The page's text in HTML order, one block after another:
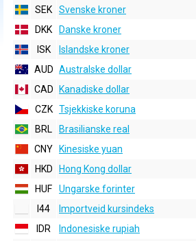
SEK
Svenske kroner
DKK
Danske kroner
ISK
Islandske kroner
AUD Australske dollar
CAD
Kanadiske dollar
CZK Tsjekkiske koruna
BRL
Brasilianske real
CNY
Kinesiske yuan
HKD
Hong Kong dollar
HUF
Ungarske forinter
I44
Importveid kursindeks
IDR
Indonesiske rupiah